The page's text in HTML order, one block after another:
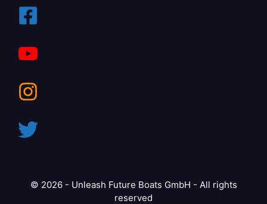
© 2026 - Unleash Future Boats GmbH - All rights
reserved